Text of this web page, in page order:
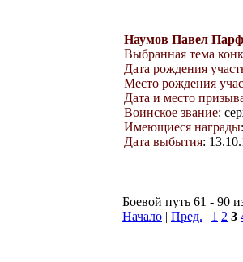
Наумов Павел
Выбранная тема
Дата рождения
Место рождения
Дата и место
Воинское звание:
Имеющиеся награды
Дата выбытия:
Боевой путь 61 - 90
Начало | Пред. | 1 2 3